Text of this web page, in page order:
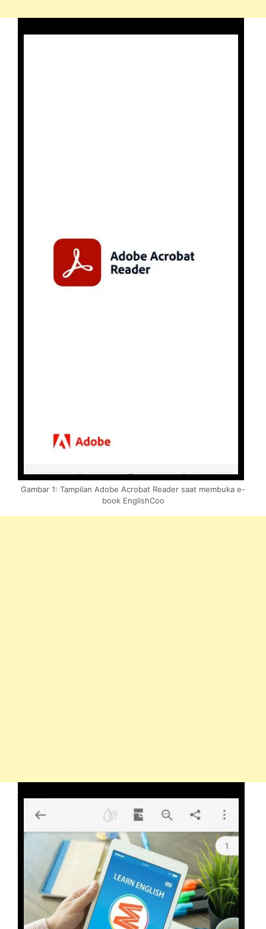
Gambar 1: Tampilan Adobe Acrobat Reader saat membuka e-
book EnglishCoo